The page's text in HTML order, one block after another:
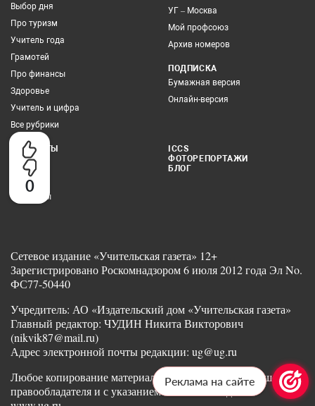
0
Выбор дня
Про туризм
Учитель года
Грамотей
Про финансы
Здоровье
Учитель и цифра
Все рубрики
УГ – Москва
Мой профсоюз
Архив номеров
ПОДПИСКА
Бумажная версия
Онлайн-версия
КОНТАКТЫ
Редакция
Реклама
Партнеры
ICCS
ФОТОРЕПОРТАЖИ
БЛОГ
Сетевое издание «Учительская газета» 12+
Зарегистрировано Роскомнадзором 6 июля 2012 года Эл No.
ФС77-50440
Учредитель: АО «Издательский дом «Учительская газета»
Главный редактор: ЧУДИН Никита Викторович
(nikvik87@mail.ru)
Адрес электронной почты редакции: ug@ug.ru
Любое копирование материалов допускается с разрешения
правообладателя и с указанием ссылки на издание
Реклама на сайте